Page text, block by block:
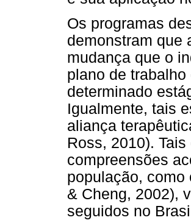
Os programas
demonstram que
mudança que o
plano de
determinado
Igualmente, tais
aliança
Ross, 2010).
compreensões
população, como
& Cheng, 2002),
seguidos no